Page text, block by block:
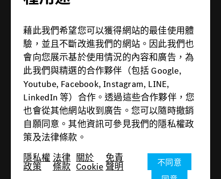
藉此我們希望您可以獲得網站的最佳使用體
驗，並且不斷改進我們的網站。因此我們也
會向您展示基於使用情況的內容和廣告，為
此我們與精選的合作夥伴（包括 Google,
Youtube, Facebook, Instagram, LINE,
LinkedIn 等）合作。透過這些合作夥伴，您
也會從其他網站收到廣告。您可以隨時撤銷
自願同意。其他資訊可參見我們的隱私權政
策及法律條款。
隱私權
政策
法律
條款
關於
Cookie
免責
聲明
不同意
© 2026 中華賓士
供應商
隱私權政策
法律條款
關於Cookie
免責聲明